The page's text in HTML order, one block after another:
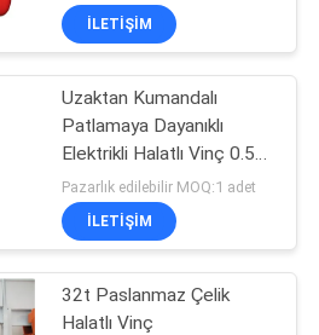
ILETIŞIM
Uzaktan Kumandalı
Patlamaya Dayanıklı
Elektrikli Halatlı Vinç 0.5
Ton - 16 Ton
Pazarlık edilebilir MOQ:1 adet
ILETIŞIM
32t Paslanmaz Çelik
Halatlı Vinç